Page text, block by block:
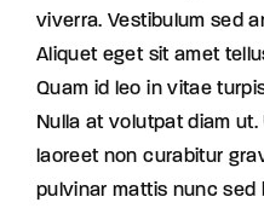
viverra. Vestibulum sed
Aliquet eget sit amet
Quam id leo in vitae
Nulla at volutpat diam
laoreet non curabitur
pulvinar mattis nunc sed